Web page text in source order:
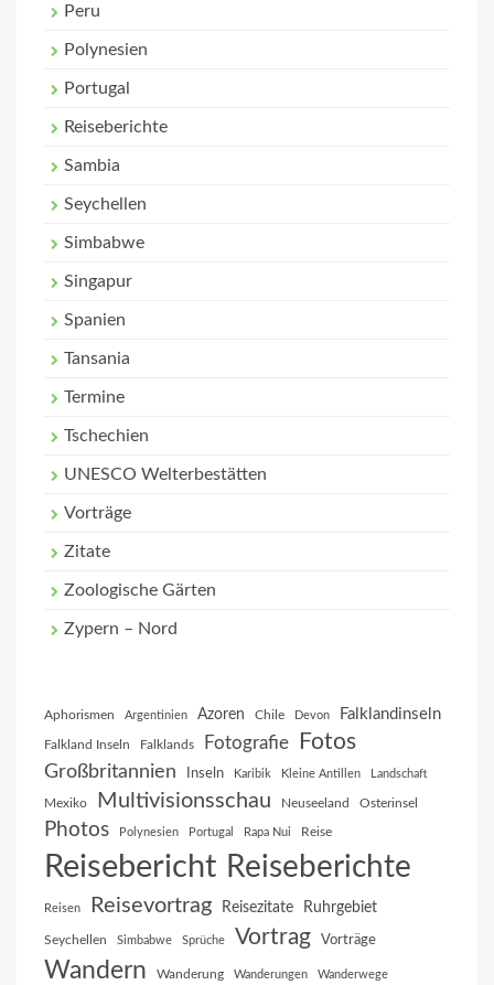
Peru
Polynesien
Portugal
Reiseberichte
Sambia
Seychellen
Simbabwe
Singapur
Spanien
Tansania
Termine
Tschechien
UNESCO Welterbestätten
Vorträge
Zitate
Zoologische Gärten
Zypern – Nord
Aphorismen Argentinien Azoren Chile Devon Falklandinseln
Falkland Inseln Falklands Fotografie Fotos
Großbritannien Inseln Karibik Kleine Antillen Landschaft
Mexiko Multivisionsschau Neuseeland Osterinsel
Photos Polynesien Portugal Rapa Nui Reise
Reisebericht Reiseberichte
Reisen Reisevortrag Reisezitate Ruhrgebiet
Seychellen Simbabwe Sprüche Vortrag Vorträge
Wandern Wanderung Wanderungen Wanderwege